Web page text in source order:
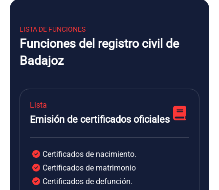
LISTA DE FUNCIONES
Funciones del registro civil de
Badajoz
Lista
Emisión de certificados oficiales
Certificados de nacimiento.
Certificados de matrimonio
Certificados de defunción.